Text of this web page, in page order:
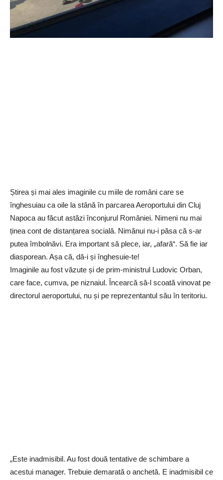
Știrea și mai ales imaginile cu miile de români care se
înghesuiau ca oile la stână în parcarea Aeroportului din Cluj
Napoca au făcut astăzi înconjurul României. Nimeni nu mai
ținea cont de distanțarea socială. Nimănui nu-i păsa că s-ar
putea îmbolnăvi. Era important să plece, iar, „afară“. Să fie iar
diasporean. Așa că, dă-i și înghesuie-te!
Imaginile au fost văzute și de prim-ministrul Ludovic Orban,
care face, cumva, pe niznaiul. Încearcă să-l scoată vinovat pe
directorul aeroportului, nu și pe reprezentantul său în teritoriu.
„Este inadmisibil. Au fost două tentative de schimbare a
acestui manager. Trebuie demarată o anchetă. E inadmisibil ce